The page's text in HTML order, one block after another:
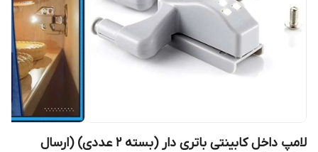
لامپ داخل کابینتی باتری دار (بسته 2 عددی) (ارسال